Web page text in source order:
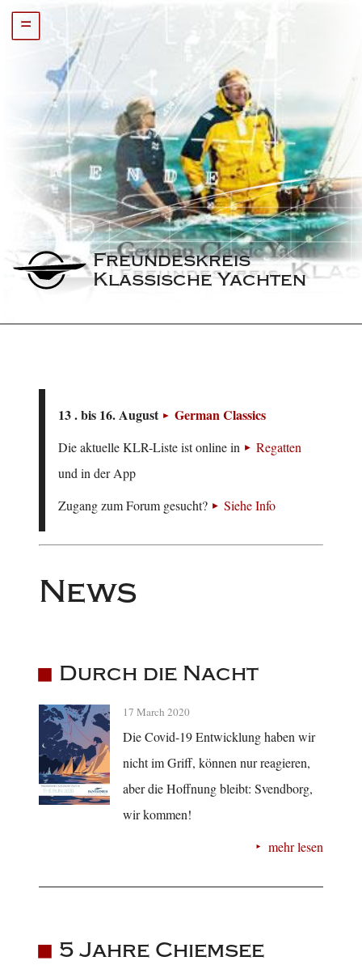
=
Freundeskreis
Klassische Yachten
13 . bis 16. August German Classics
Die aktuelle KLR-Liste ist online in
Regatten
und in der App
Zugang zum Forum gesucht?
Siehe Info
News
Durch die Nacht
17 March 2020
Die Covid-19 Entwicklung haben wir
nicht im Griff, können nur reagieren,
aber die Hoffnung bleibt: Svendborg,
wir kommen!
mehr lesen
5 Jahre Chiemsee